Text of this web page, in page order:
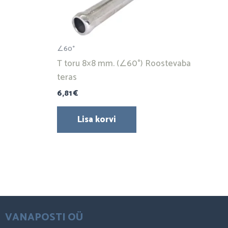
∠60°
T toru 8×8 mm. (∠60°) Roostevaba
teras
6,81€
Lisa korvi
VANAPOSTI OÜ